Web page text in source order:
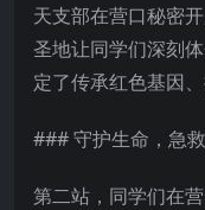
天支部在营口秘密
圣地让同学们深刻
定了传承红色基因
### 守护生命，急
第二站，同学们在